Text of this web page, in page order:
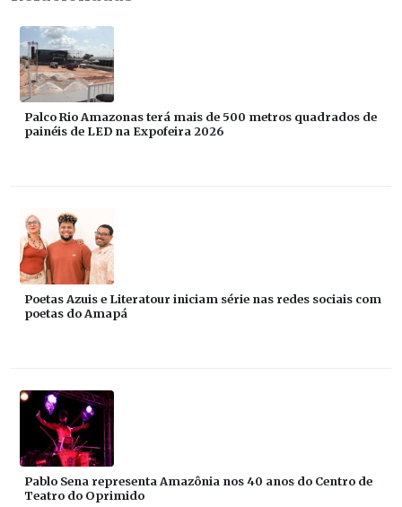
Palco Rio Amazonas terá mais de 500 metros quadrados de
painéis de LED na Expofeira 2026
Poetas Azuis e Literatour iniciam série nas redes sociais com
poetas do Amapá
Pablo Sena representa Amazônia nos 40 anos do Centro de
Teatro do Oprimido